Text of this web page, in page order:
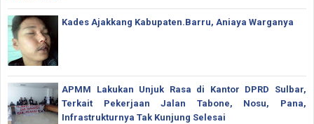
Kades Ajakkang Kabupaten.Barru, Aniaya Warganya
APMM Lakukan Unjuk Rasa di Kantor DPRD Sulbar,
Terkait Pekerjaan Jalan Tabone, Nosu, Pana,
Infrastrukturnya Tak Kunjung Selesai